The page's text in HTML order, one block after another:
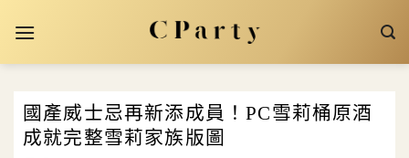
國產威士忌再新添成員！PC雪莉桶原酒
成就完整雪莉家族版圖